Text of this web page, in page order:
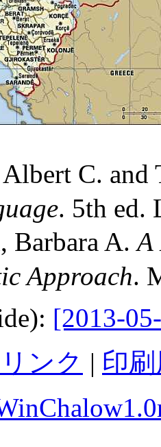
C. and
. 5th ed.
Barbara A.A
Approach.
[2013-
ンク | 印